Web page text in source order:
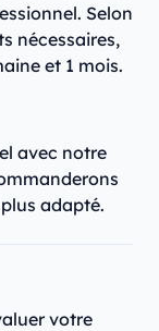
Selon
nécessaires,
et 1 mois.
avec notre
adapté.
votre